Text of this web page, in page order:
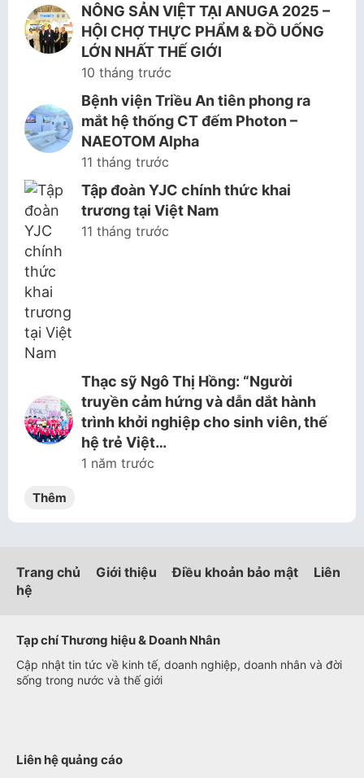
NÔNG SẢN VIỆT TẠI ANUGA 2025 –
HỘI CHỢ THỰC PHẨM & ĐỒ UỐNG
LỚN NHẤT THẾ GIỚI
10 tháng trước
Bệnh viện Triều An tiên phong ra
mắt hệ thống CT đếm Photon –
NAEOTOM Alpha
11 tháng trước
Tập đoàn YJC chính thức khai
trương tại Việt Nam
11 tháng trước
Thạc sỹ Ngô Thị Hồng: “Người
truyền cảm hứng và dẫn dắt hành
trình khởi nghiệp cho sinh viên, thế
hệ trẻ Việt…
1 năm trước
Thêm
Trang chủ Giới thiệu Điều khoản bảo mật
Liên
hệ
Tạp chí Thương hiệu & Doanh Nhân
Cập nhật tin tức về kinh tế, doanh nghiệp, doanh nhân và đời
sống trong nước và thế giới
Liên hệ quảng cáo